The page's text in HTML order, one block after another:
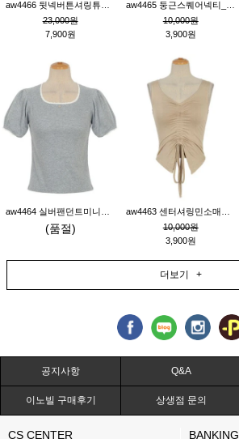
23,000원
7,900원
10,000원
3,900원
(품절)
10,000원
3,900원
더보기 +
공지사항 Q&A
이노빌 구매후기 상생점 문의
CS CENTER BANKING